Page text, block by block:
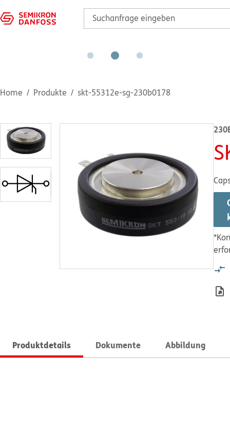
Home Produkte skt-55312e-sg-230b0178
Produktdetails Dokumente Abbildung